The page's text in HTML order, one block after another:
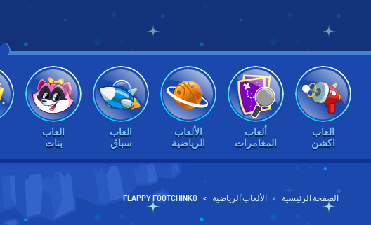
العاب
اكشن
ألعاب
المغامرات
الألعاب
الرياضية
العاب
سباق
العاب
بنات
الصفحة الرئيسية الألعاب الرياضية FLAPPY FOOTCHINKO